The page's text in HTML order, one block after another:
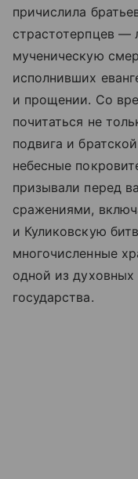
причислила
страстотерпцев —
мученическую
исполнивших
и прощении. Со
почитаться не
подвига и
небесные
призывали перед
сражениями,
и Куликовскую
многочисленные
одной из духовных
государства.